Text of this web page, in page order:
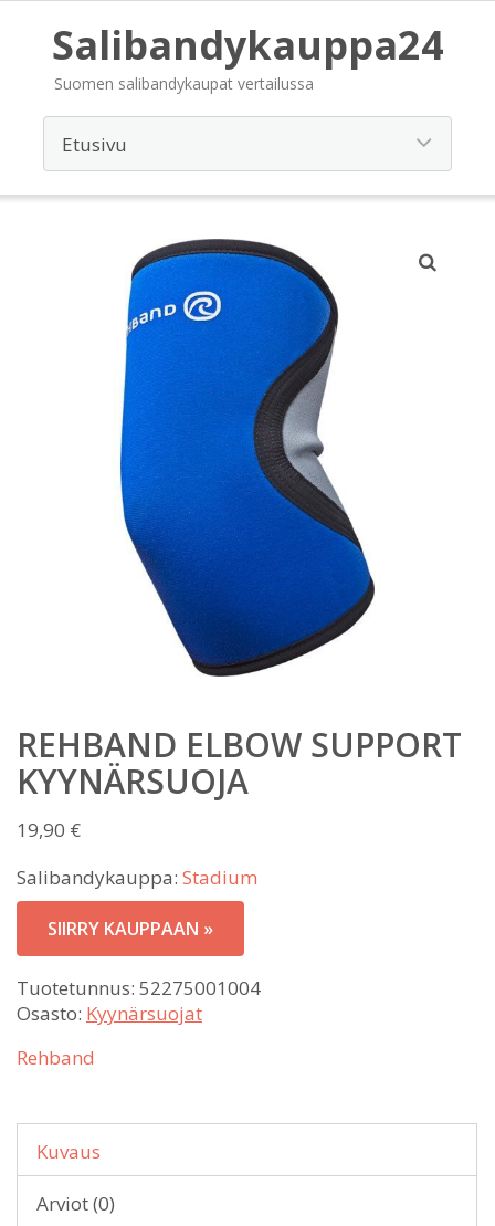
Salibandykauppa24
Suomen salibandykaupat vertailussa
REHBAND ELBOW SUPPORT
KYYNÄRSUOJA
19,90 €
Salibandykauppa: Stadium
SIIRRY KAUPPAAN »
Tuotetunnus: 52275001004
Osasto: Kyynärsuojat
Rehband
Kuvaus
Arviot (0)